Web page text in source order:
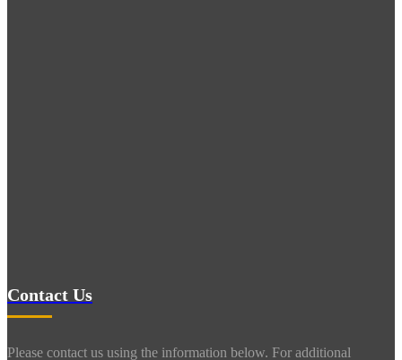
Contact Us
Please contact us using the information below. For additional